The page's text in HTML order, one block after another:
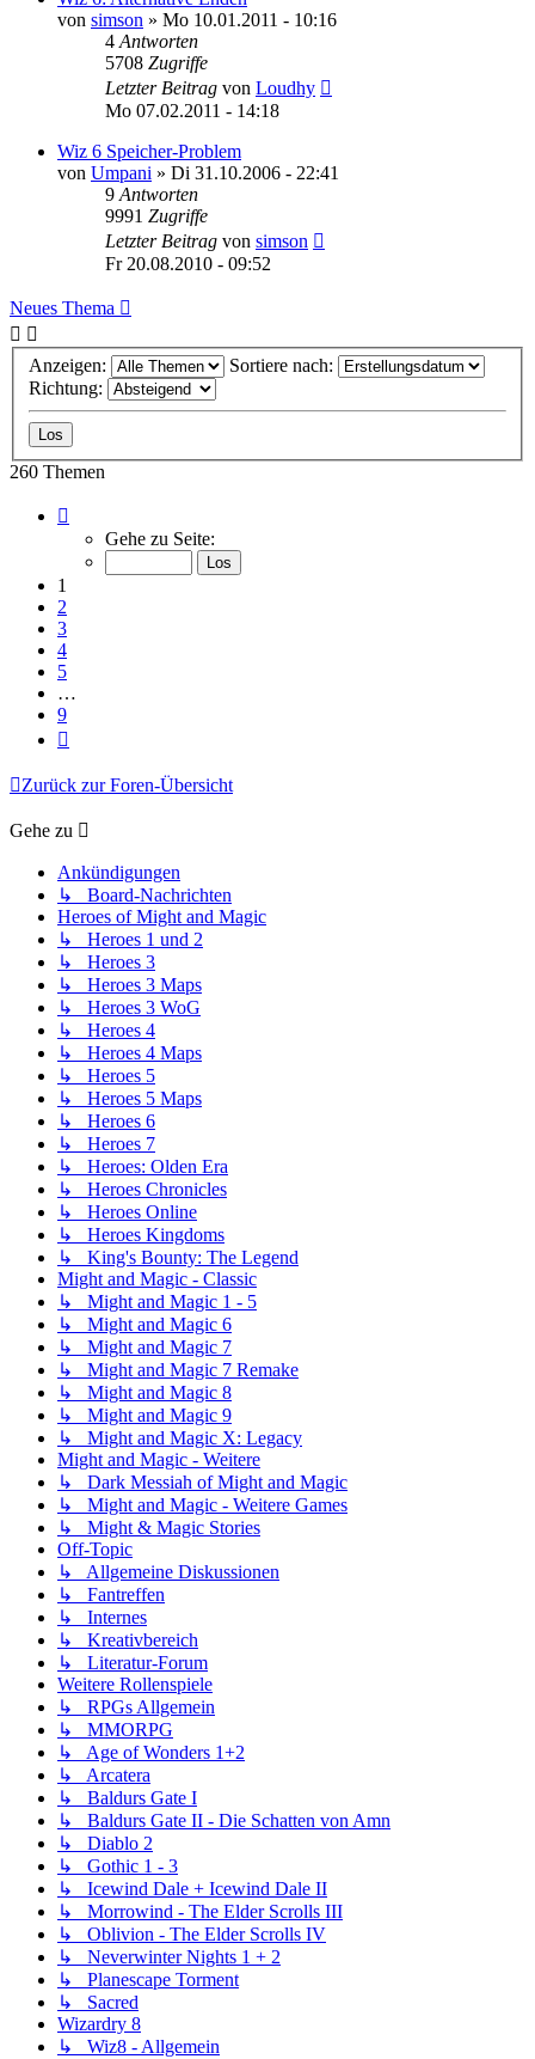
von simson » Mo 10.01.2011 - 10:16
4 Antworten
5708 Zugriffe
Letzter Beitrag von Loudhy
Mo 07.02.2011 - 14:18
Wiz 6 Speicher-Problem
von Umpani » Di 31.10.2006 - 22:41
9 Antworten
9991 Zugriffe
Letzter Beitrag von simson
Fr 20.08.2010 - 09:52
Neues Thema
Anzeigen:
Sortiere nach:
Richtung:
260 Themen
von
Gehe zu Seite:
1
2
3
4
5
…
9
Zurück zur Foren-Übersicht
Gehe zu
Ankündigungen
↳ Board-Nachrichten
Heroes of Might and Magic
↳ Heroes 1 und 2
↳ Heroes 3
↳ Heroes 3 Maps
↳ Heroes 3 WoG
↳ Heroes 4
↳ Heroes 4 Maps
↳ Heroes 5
↳ Heroes 5 Maps
↳ Heroes 6
↳ Heroes 7
↳ Heroes: Olden Era
↳ Heroes Chronicles
↳ Heroes Online
↳ Heroes Kingdoms
↳ King's Bounty: The Legend
Might and Magic - Classic
↳ Might and Magic 1 - 5
↳ Might and Magic 6
↳ Might and Magic 7
↳ Might and Magic 7 Remake
↳ Might and Magic 8
↳ Might and Magic 9
↳ Might and Magic X: Legacy
Might and Magic - Weitere
↳ Dark Messiah of Might and Magic
↳ Might and Magic - Weitere Games
↳ Might & Magic Stories
Off-Topic
↳ Allgemeine Diskussionen
↳ Fantreffen
↳ Internes
↳ Kreativbereich
↳ Literatur-Forum
Weitere Rollenspiele
↳ RPGs Allgemein
↳ MMORPG
↳ Age of Wonders 1+2
↳ Arcatera
↳ Baldurs Gate I
↳ Baldurs Gate II - Die Schatten von Amn
↳ Diablo 2
↳ Gothic 1 - 3
↳ Icewind Dale + Icewind Dale II
↳ Morrowind - The Elder Scrolls III
↳ Oblivion - The Elder Scrolls IV
↳ Neverwinter Nights 1 + 2
↳ Planescape Torment
↳ Sacred
Wizardry 8
↳ Wiz8 - Allgemein